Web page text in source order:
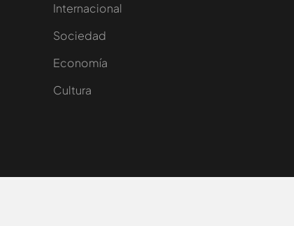
Internacional
Sociedad
Economía
Cultura